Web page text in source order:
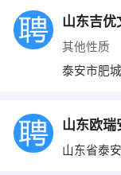
其他性质
泰安市肥
山东欧瑞
山东省泰